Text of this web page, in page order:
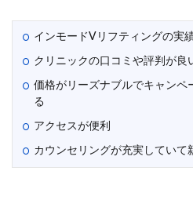
インモードVリフティングの実
クリニックの口コミや評判が良
価格がリーズナブルでキャンペ
る
アクセスが便利
カウンセリングが充実していて